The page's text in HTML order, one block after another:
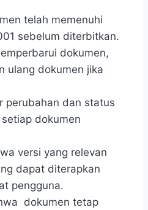
telah memenuhi
sebelum diterbitkan.
dokumen,
ulang dokumen jika
perubahan dan status
dokumen
versi yang relevan
dapat diterapkan
pengguna.
dokumen tetap